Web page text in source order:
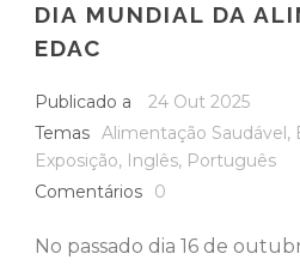
DIA MUNDIAL DA
EDAC
Publicado a
24 Out 2025
Temas Alimentação Saudável,
Exposição, Inglês, Português
Comentários
0
No passado dia 16 de